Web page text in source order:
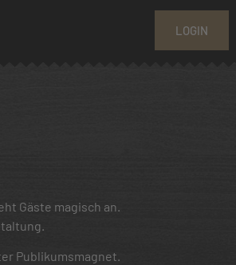
LOGIN
Gäste magisch an.
Publikumsmagnet.